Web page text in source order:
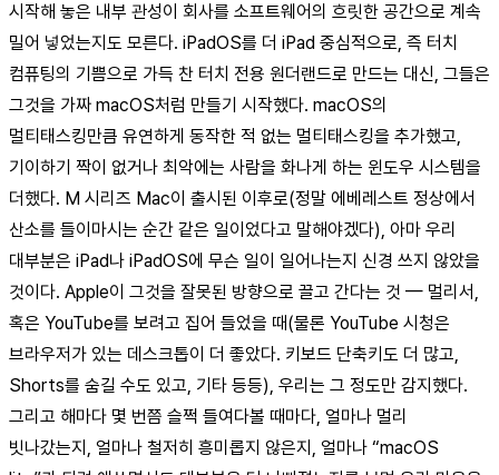
시작해 놓은 내부 관성이 회사를 소프트웨어의 흐릿한 공간으로 계속
밀어 넣었는지도 모른다. iPadOS를 더 iPad 중심적으로, 즉 터치
컴퓨팅의 기쁨으로 가득 찬 터치 전용 원더랜드로 만드는 대신, 그들은
그것을 가짜 macOS처럼 만들기 시작했다. macOS의
멀티태스킹만큼 유연하게 동작한 적 없는 멀티태스킹을 추가했고,
기이하기 짝이 없거나 최악에는 사람을 화나게 하는 윈도우 시스템을
더했다. M 시리즈 Mac이 출시된 이후로(정말 에베레스트 정상에서
산소를 들이마시는 순간 같은 일이었다고 말해야겠다), 아마 우리
대부분은 iPad나 iPadOS에 무슨 일이 일어나는지 신경 쓰지 않았을
것이다. Apple이 그것을 잘못된 방향으로 끌고 간다는 것 — 멀리서,
혹은 YouTube를 보려고 집어 들었을 때(물론 YouTube 시청은
브라우저가 있는 데스크톱이 더 좋았다. 키보드 단축키도 더 많고,
Shorts를 숨길 수도 있고, 기타 등등), 우리는 그 정도만 감지했다.
그리고 해마다 몇 번쯤 슬쩍 들여다볼 때마다, 얼마나 멀리
빗나갔는지, 얼마나 철저히 흥미롭지 않은지, 얼마나 “macOS